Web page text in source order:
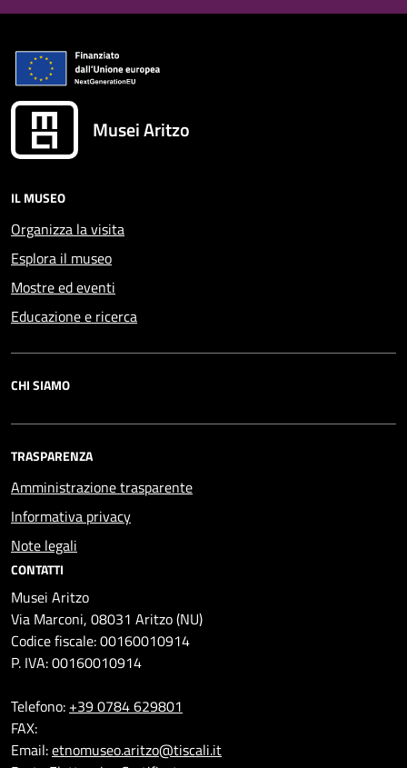
Musei Aritzo
IL MUSEO
Organizza la visita
Esplora il museo
Mostre ed eventi
Educazione e ricerca
CHI SIAMO
TRASPARENZA
Amministrazione trasparente
Informativa privacy
Note legali
CONTATTI
Musei Aritzo
Via Marconi, 08031 Aritzo (NU)
Codice fiscale: 00160010914
P. IVA: 00160010914
Telefono: +39 0784 629801
FAX:
Email:etnomuseo.aritzo@tiscali.it